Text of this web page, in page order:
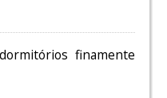
finamente